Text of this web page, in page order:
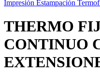
Impresión Estampación
THERMO
CONTINUO